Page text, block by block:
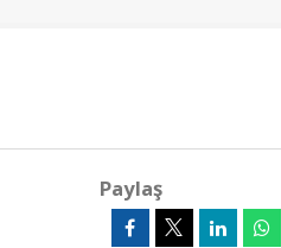
Paylaş